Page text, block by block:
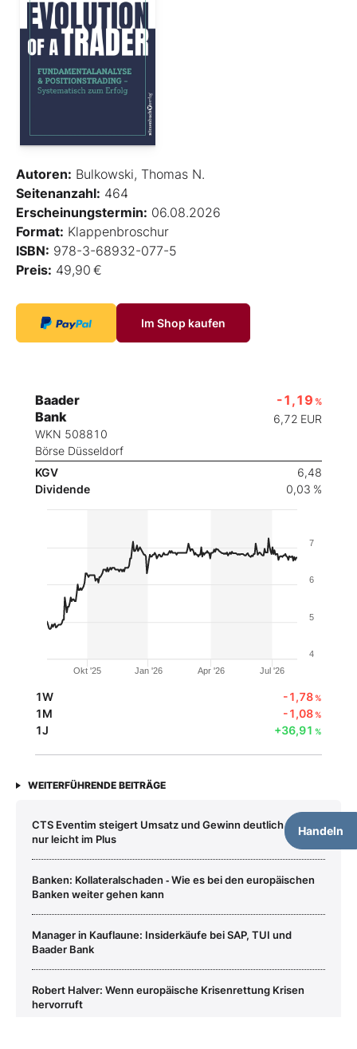
Autoren: Bulkowski, Thomas N.
Seitenanzahl: 464
Erscheinungstermin: 06.08.2026
Format: Klappenbroschur
ISBN: 978-3-68932-077-5
Preis: 49,90 €
Im Shop kaufen
Baader
Bank
WKN 508810
Börse Düsseldorf
-1,19 %
6,72 EUR
KGV
6,48
Dividende
0,03 %
Handeln
Okt '25 Jan '26 Apr '26 Jul '26
4
5
6
7
1W -1,78%
1M -1,08%
1J +36,91 %
WEITERFÜHRENDE BEITRÄGE
CTS Eventim steigert Umsatz und Gewinn deutlich ‑ Aktie
nur leicht im Plus
Banken: Kollateralschaden ‑ Wie es bei den europäischen
Banken weiter gehen kann
Manager in Kauflaune: Insiderkäufe bei SAP, TUI und
Baader Bank
Robert Halver: Wenn europäische Krisenrettung Krisen
hervorruft